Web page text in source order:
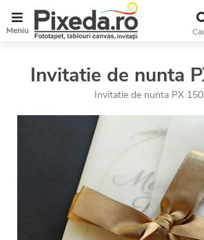
Meniu
Invitatie de nunta
Invitatie de nunta PX